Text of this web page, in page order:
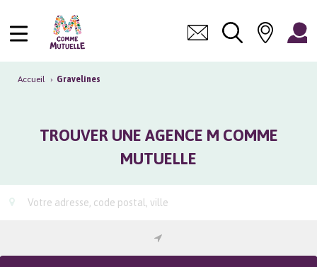
Accueil › Gravelines
TROUVER UNE AGENCE M COMME
MUTUELLE